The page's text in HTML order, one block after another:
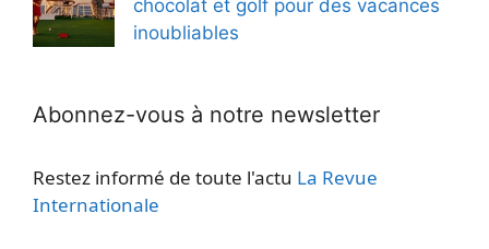
chocolat et golf pour des vacances
inoubliables
Abonnez-vous à notre newsletter
Restez informé de toute l'actu La Revue
Internationale